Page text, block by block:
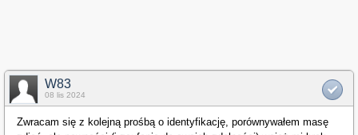
W83
08 lis 2024
Zwracam się z kolejną prośbą o identyfikację, porównywałem masę